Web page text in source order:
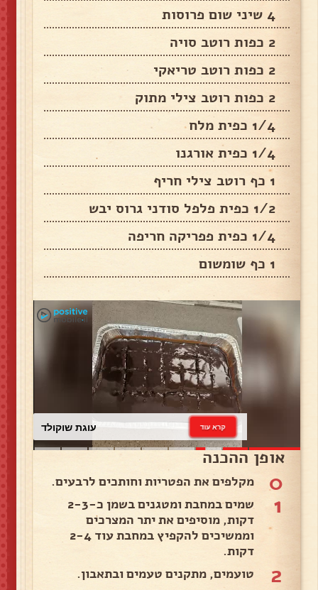
4 שיני שום פרוסות
2 כפות רוטב סויה
2 כפות רוטב טריאקי
2 כפות רוטב צילי מתוק
1/4 כפית מלח
1/4 כפית אורגנו
1 כף רוטב צילי חריף
1/2 כפית פלפל סודני גרוס יבש
1/4 כפית פפריקה חריפה
1 כף שומשום
עוגת שוקולד קרא עוד
אופן ההכנה
0 מקלפים את הפטריות וחותכים לרבעים.
1
שמים במחבת ומטגנים בשמן כ-2-3
דקות, מוסיפים את יתר המצרכים
וממשיכים להקפיץ במחבת עוד 2-4
דקות.
2 טועמים, מתקנים טעמים ובתאבון.